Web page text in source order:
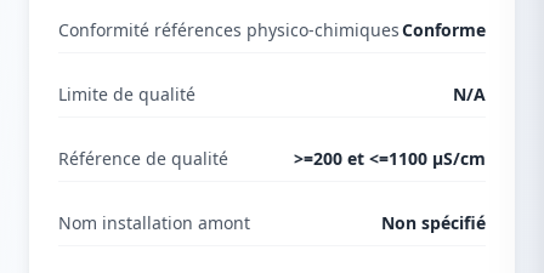
Conformité références physico-chimiquesConforme
Limite de qualité N/A
Référence de qualité >=200 et <=1100 µS/cm
Nom installation amont Non spécifié